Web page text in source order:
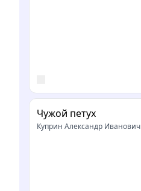
Чужой петух
Куприн Александр Иванович